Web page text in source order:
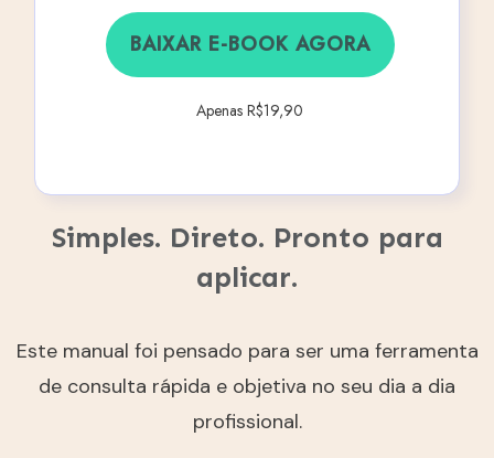
BAIXAR E-BOOK AGORA
Apenas R$19,90
Simples. Direto. Pronto para
aplicar.
Este manual foi pensado para ser uma ferramenta
de consulta rápida e objetiva no seu dia a dia
profissional.